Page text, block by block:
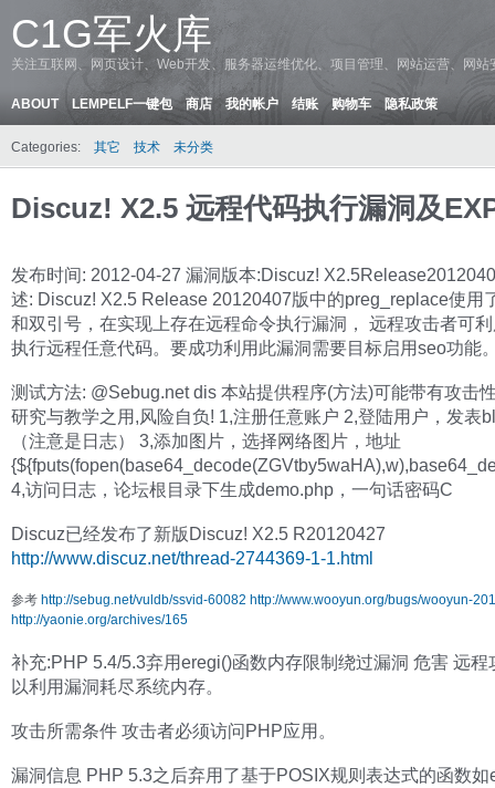
C1G军火库
关注互联网、网页设计、Web开发、服务器运维优化、项目管理、网站运营、网
ABOUT LEMPELF一键包 商店 我的帐户 结账 购物车 隐私政策
Categories: 其它 技术 未分类
Discuz! X2.5 远程代码执行漏洞及
发布时间: 2012-04-27 漏洞版本:Discuz!
述: Discuz! X2.5 Release 20120407版中的preg_replace使用
和双引号，在实现上存在远程命令执行漏洞， 远程攻击者可
执行远程任意代码。要成功利用此漏洞需要目标启用seo功能
测试方法: @Sebug.net dis 本站提供程序(方法)可能带有攻击
研究与教学之用,风险自负! 1,注册任意账户 2,登陆用户，发表
（注意是日志） 3,添加图片，选择网络图片，地址
4,访问日志，论坛根目录下生成demo.php，一句话密码C
Discuz已经发布了新版Discuz! X2.5 R20120427
http://www.discuz.net/thread-2744369-1-1.html
参考 http://sebug.net/vuldb/ssvid-60082 http://www.wooyun.org/bugs/wooyun-
http://yaonie.org/archives/165
补充:PHP 5.4/5.3弃用eregi()函数内存限制绕过漏洞 危害 远程
以利用漏洞耗尽系统内存。
攻击所需条件 攻击者必须访问PHP应用。
漏洞信息 PHP 5.3之后弃用了基于POSIX规则表达式的函数如